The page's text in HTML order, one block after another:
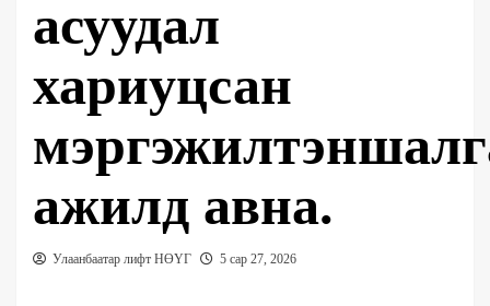
асуудал
хариуцсан
ажилд авна.
Улаанбаатар лифт НӨҮГ 5 сар 27, 2026